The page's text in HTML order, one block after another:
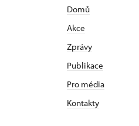
Domů
Akce
Zprávy
Publikace
Pro média
Kontakty